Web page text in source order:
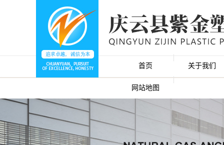
首页 关于我们
网站地图